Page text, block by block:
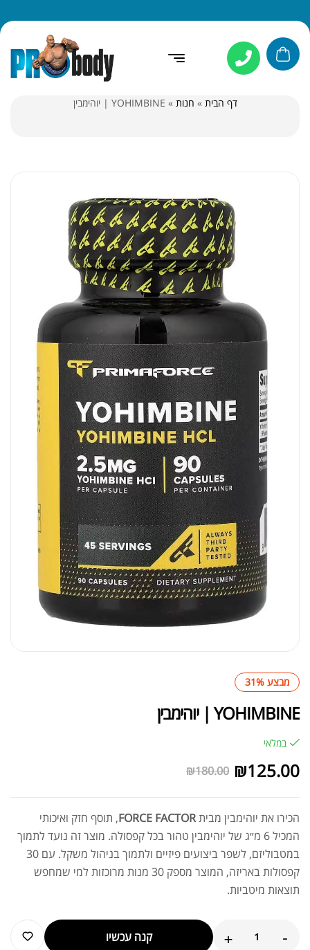
דף הבית » חנות » YOHIMBINE | יוהימבין
מבצע 31%
YOHIMBINE | יוהימבין
במלאי
₪180.00 ₪125.00
הכירו את יוהימבין מביתFORCE FACTOR, תוסף חזק ואיכותי
המכיל 6 מ״ג של יוהימבין טהור בכל קפסולה. מוצר זה נועד לתמוך
במטבוליזם, לשפר ביצועים פיזיים ולתמוך בניהול משקל. עם 30
קפסולות באריזה, המוצר מספק 30 מנות מרוכזות למי שמחפש
תוצאות מיטביות.
-
+ קנה עכשיו